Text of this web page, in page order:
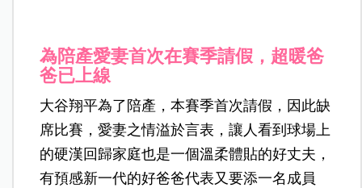
為陪產愛妻首次在賽季請假，超暖爸
爸已上線
大谷翔平為了陪產，本賽季首次請假，因此缺
席比賽，愛妻之情溢於言表，讓人看到球場上
的硬漢回歸家庭也是一個溫柔體貼的好丈夫，
有預感新一代的好爸爸代表又要添一名成員